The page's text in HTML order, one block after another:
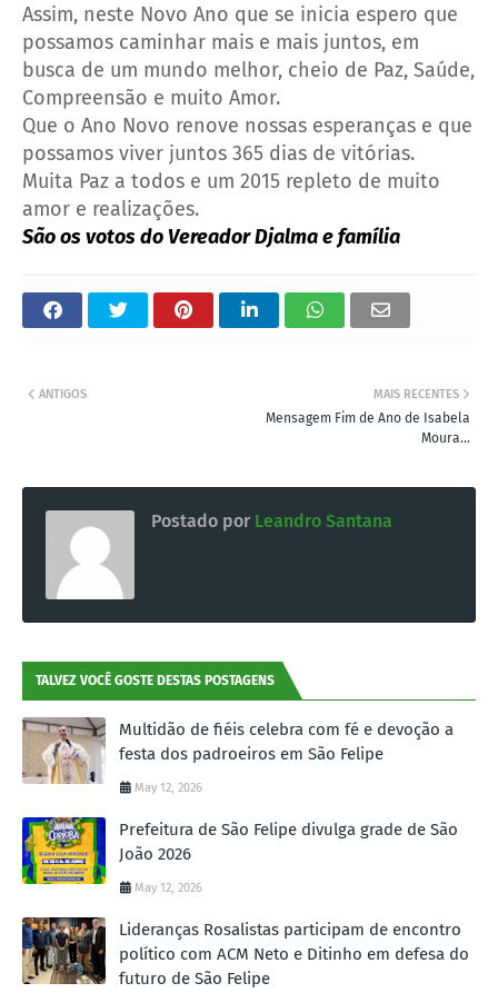
Assim, neste Novo Ano que se inicia espero que
possamos caminhar mais e mais juntos, em
busca de um mundo melhor, cheio de Paz, Saúde,
Compreensão e muito Amor.
Que o Ano Novo renove nossas esperanças e que
possamos viver juntos 365 dias de vitórias.
Muita Paz a todos e um 2015 repleto de muito
amor e realizações.
São os votos do Vereador Djalma e família
MAIS RECENTES
Mensagem Fim de Ano de Isabela
Moura...
ANTIGOS
Postado por Leandro Santana
TALVEZ VOCÊ GOSTE DESTAS POSTAGENS
Multidão de fiéis celebra com fé e devoção a
festa dos padroeiros em São Felipe
May 12, 2026
Prefeitura de São Felipe divulga grade de São
João 2026
May 12, 2026
Lideranças Rosalistas participam de encontro
político com ACM Neto e Ditinho em defesa do
futuro de São Felipe